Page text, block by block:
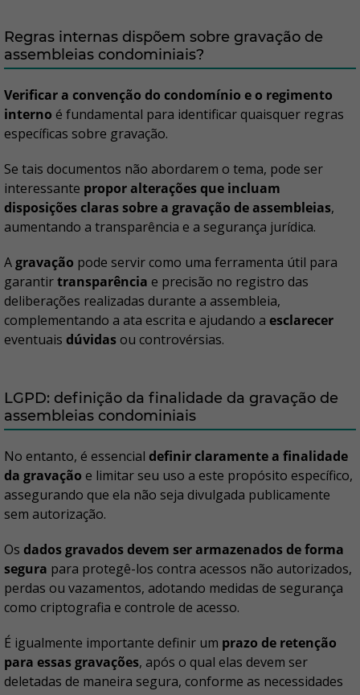
Regras internas dispõem sobre gravação de
assembleias condominiais?
Verificar a convenção do condomínio e o regimento
interno é fundamental para identificar quaisquer regras
específicas sobre gravação.
Se tais documentos não abordarem o tema, pode ser
interessante propor alterações que incluam
disposições claras sobre a gravação de assembleias,
aumentando a transparência e a segurança jurídica.
Agravação pode servir como uma ferramenta útil para
garantirtransparência e precisão no registro das
deliberações realizadas durante a assembleia,
complementando a ata escrita e ajudando a esclarecer
eventuais dúvidasou controvérsias.
LGPD: definição da finalidade da gravação de
assembleias condominiais
No entanto, é essencial definir claramente a finalidade
da gravação e limitar seu uso a este propósito específico,
assegurando que ela não seja divulgada publicamente
sem autorização.
Os dados gravados devem ser armazenados de forma
segura para protegê-los contra acessos não autorizados,
perdas ou vazamentos, adotando medidas de segurança
como criptografia e controle de acesso.
É igualmente importante definir um prazo de retenção
para essas gravações, após o qual elas devem ser
deletadas de maneira segura, conforme as necessidades